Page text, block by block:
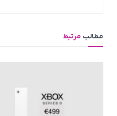
مطالب مرتبط